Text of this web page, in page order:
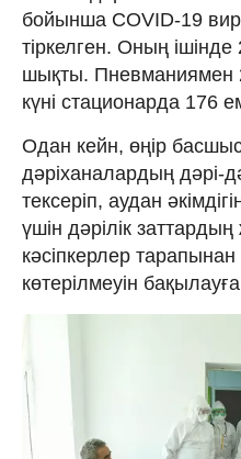
бойынша COVID-19
тіркелген. Оның
шықты. Пневманиямен
күні стационарда 176
Одан кейн, өңір
дәріханалардың дәрі-
тексеріп, аудан
үшін дәрілік
кәсіпкерлер
көтерілмеуін